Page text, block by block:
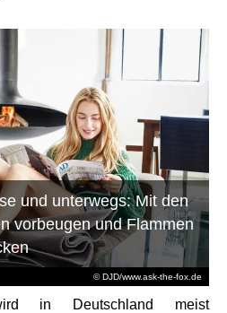
© DJD/www.ask-the-fox.de
und unterwegs: Mit den
vorbeugen und Flammen
in Deutschland meist